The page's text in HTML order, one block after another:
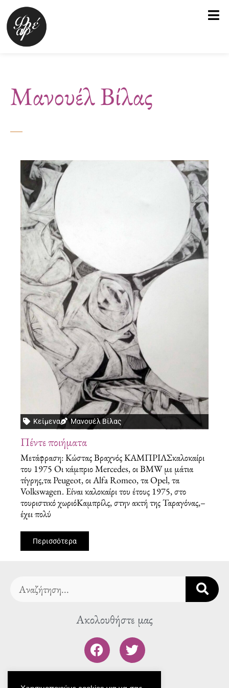
Μετάβαση
στο
περιεχόμενο
Μανουέλ Βίλας
Κείμενα Μανουέλ Βίλας
Πέντε ποιήματα
Μετάφραση: Κώστας Βραχνός ΚΑΜΠΡΙΛΣκαλοκαίρι
του 1975 Οι κάμπριο Mercedes, οι BMW με μάτια
τίγρης,τα Peugeot, οι Alfa Romeo, τα Opel, τα
Volkswagen. Είναι καλοκαίρι του έτους 1975, στο
τουριστικό χωριόΚαμπρίλς, στην ακτή της Ταραγόνας,–
έχει πολύ
Περισσότερα
Search
Ακολουθήστε μας
F
a
c
T
w
i